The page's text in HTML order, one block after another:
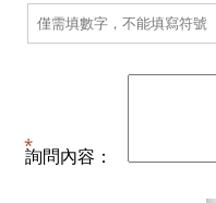
詢問內容：